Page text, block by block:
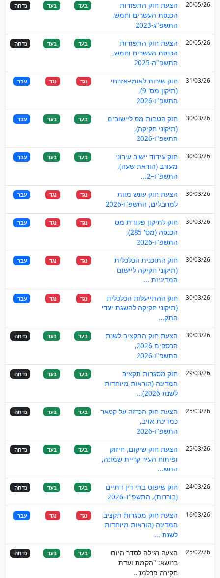
20/05/26
הצעת חוק התפזרות
הכנסת העשרים וחמש,
התשפ"ג-2023
בעד בעד נדחה
20/05/26
הצעת חוק התפזרות
הכנסת העשרים וחמש,
התשפ"ה-2025
בעד בעד נדחה
31/03/26
חוק שירות לאומי-אזרחי
(תיקון מס' 9),
התשפ"ו-2026
נגד נגד עבר
30/03/26
חוק הטבות מס ליישובים
(תיקוני חקיקה),
התשפ"ו-2026
בעד בעד עבר
30/03/26
חוק עידוד יישוב עירוני
מעורב (הוראת שעה),
התשפ"ו–2...
בעד בעד עבר
30/03/26
הצעת חוק עונש מוות
למחבלים, התשפ"ו-2026
נגד נגד עבר
30/03/26
חוק לתיקון פקודת מס
הכנסה (מס' 285),
התשפ"ו-2026
נגד נגד עבר
30/03/26
חוק התוכנית הכלכלית
(תיקוני חקיקה ליישום
המדיניות ...
נגד נגד עבר
30/03/26
חוק ההתייעלות הכלכלית
(תיקוני חקיקה להשגת יעדי
התק...
נגד נגד עבר
30/03/26
הצעת חוק התקציב לשנת
הכספים 2026,
התשפ"ו-2026
בעד בעד נדחה
29/03/26
חוק מסגרות תקציב
המדינה (הוראות מיוחדות
לשנת 2026)...
בעד בעד נדחה
25/03/26
הצעת חוק הכרזה על קטאר
כמדינת אויב,
התשפ"ו-2026
בעד בעד נדחה
25/03/26
הצעת חוק שיקום, חיזוק
ופיתוח העיר קריית שמונה,
התש...
בעד בעד נדחה
24/03/26
חוק שיפוט בתי דין דתיים
(בוררות), התשפ"ו–2026
בעד בעד נדחה
16/03/26
הצעת חוק מסגרות תקציב
המדינה (הוראות מיוחדות
לשנת ...
נגד נגד עבר
25/02/26
הצעה רגילה לסדר היום
בנושא: "הקמת ועדת
חקירה פרלמנ...
בעד בעד נדחה